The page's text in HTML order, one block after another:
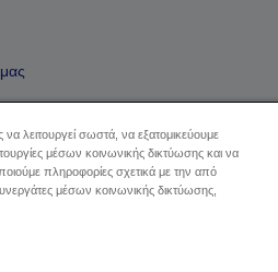
Δήλωση Πληροφοριών
λειτουργεί σωστά, να εξατομικεύουμε
μέσων κοινωνικής δικτύωσης και να
πληροφορίες σχετικά με την από
μέσων κοινωνικής δικτύωσης,